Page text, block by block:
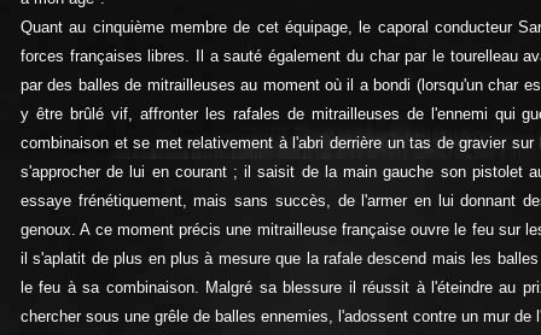
Quant au cinquième membre de cet équipage, le caporal conducteur
forces françaises libres. Il a sauté également du char par le tourelleau
par des balles de mitrailleuses au moment où il a bondi (lorsqu'un char
y être brûlé vif, affronter les rafales de mitrailleuses de l'ennemi qui
combinaison et se met relativement à l'abri derrière un tas de gravier
s'approcher de lui en courant ; il saisit de la main gauche son pistolet
essaye frénétiquement, mais sans succès, de l'armer en lui donnant
genoux. A ce moment précis une mitrailleuse française ouvre le feu sur
il s'aplatit de plus en plus à mesure que la rafale descend mais les
le feu à sa combinaison. Malgré sa blessure il réussit à l'éteindre au
chercher sous une grêle de balles ennemies, l'adossent contre un mur